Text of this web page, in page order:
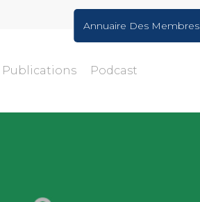
Annuaire Des Membres
Publications Podcast